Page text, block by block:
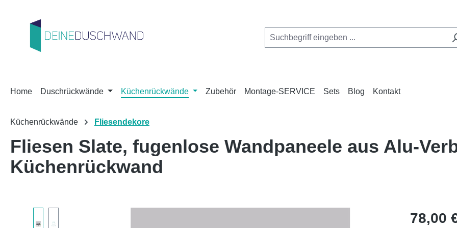
Home Duschrückwände Küchenrückwände Zubehör Montage-SERVICE Sets Blog Kontakt
Küchenrückwände Fliesendekore
Fliesen Slate, fugenlose Wandpaneele aus Alu-
Küchenrückwand
Regulärer
78,00